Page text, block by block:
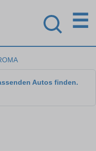
☰
Autos finden.